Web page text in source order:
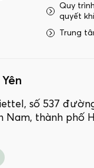
Quy
quyết
Trung
số 537
Nam, thành phố